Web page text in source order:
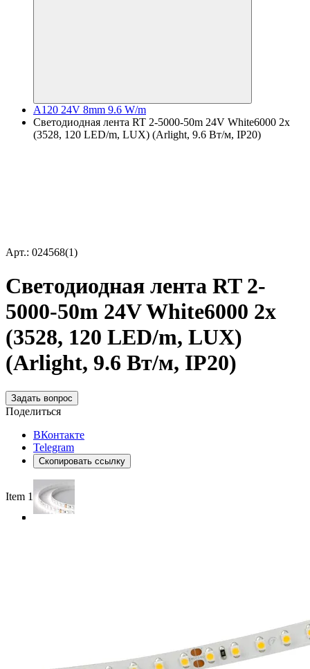
A120 24V 8mm 9.6 W/m
Светодиодная лента RT 2-5000-50m 24V White6000 2x
(3528, 120 LED/m, LUX) (Arlight, 9.6 Вт/м, IP20)
Арт.: 024568(1)
Светодиодная лента RT 2-
5000-50m 24V White6000 2x
(3528, 120 LED/m, LUX)
(Arlight, 9.6 Вт/м, IP20)
Задать вопрос
Поделиться
ВКонтакте
Telegram
Скопировать ссылку
Item 1 of 4